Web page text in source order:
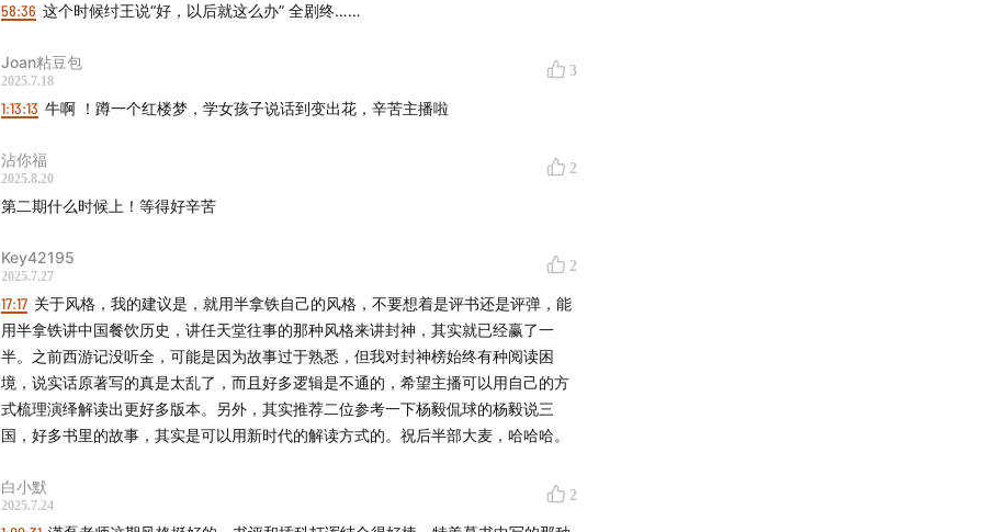
58:36 这个时候纣王说“好，以后就这么办” 全剧终……
Joan粘豆包
2025.7.18
3
1:13:13 牛啊 ！蹲一个红楼梦，学女孩子说话到变出花，辛苦主播啦
沾你福
2025.8.20
2
第二期什么时候上！等得好辛苦
Key42195
2025.7.27
2
17:17 关于风格，我的建议是，就用半拿铁自己的风格，不要想着是评书还是评弹，能
用半拿铁讲中国餐饮历史，讲任天堂往事的那种风格来讲封神，其实就已经赢了一
半。之前西游记没听全，可能是因为故事过于熟悉，但我对封神榜始终有种阅读困
境，说实话原著写的真是太乱了，而且好多逻辑是不通的，希望主播可以用自己的方
式梳理演绎解读出更好多版本。另外，其实推荐二位参考一下杨毅侃球的杨毅说三
国，好多书里的故事，其实是可以用新时代的解读方式的。祝后半部大麦，哈哈哈。
白小默
2025.7.24
2